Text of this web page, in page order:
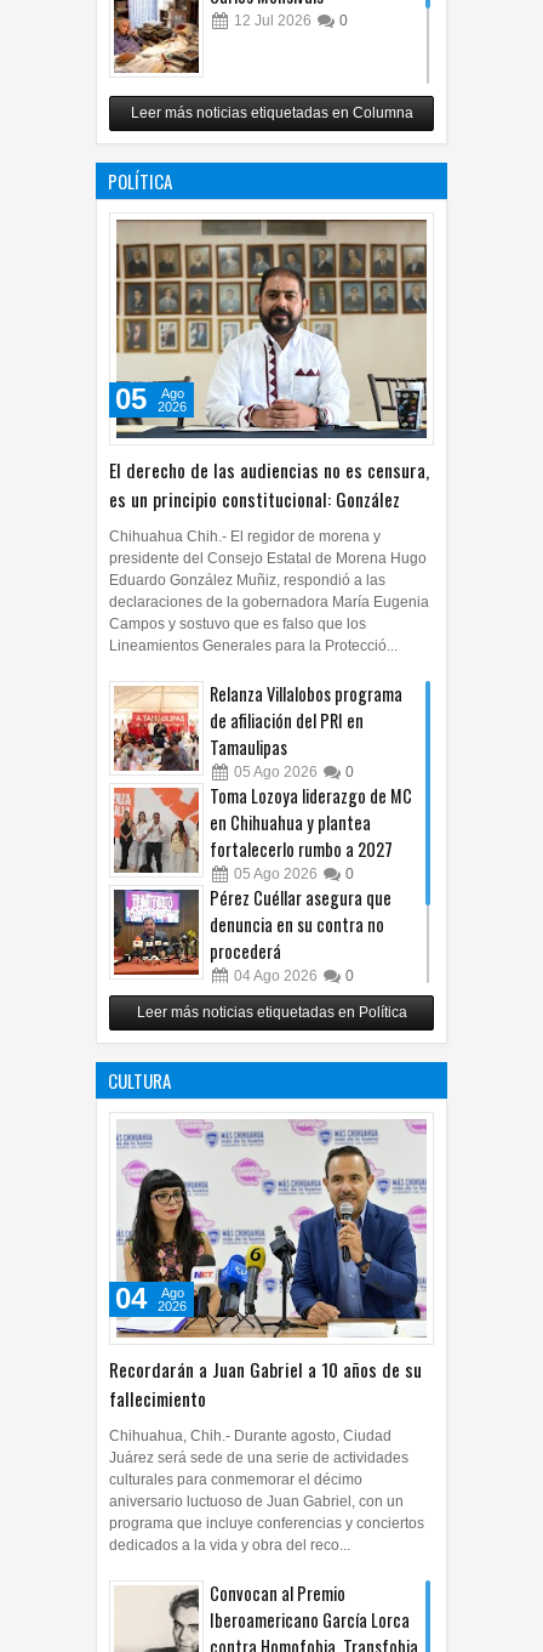
Carlos Monsiváis
Revuelo en la inteligencia
artificial
Leer más noticias etiquetadas en Columna
POLÍTICA
El derecho de las audiencias no es censura,
05
Ago
2026
Chihuahua Chih.- El regidor de morena y
presidente del Consejo Estatal de Morena Hugo
Eduardo González Muñiz, respondió a las
declaraciones de la gobernadora María Eugenia
Campos y sostuvo que es falso que los
Relanza Villalobos programa
de afiliación del PRI en
Tamaulipas
05 Ago 2026 0
Toma Lozoya liderazgo de MC
en Chihuahua y plantea
fortalecerlo rumbo a 2027
05 Ago 2026 0
Pérez Cuéllar asegura que
denuncia en su contra no
procederá
04Ago 2026 0
Respalda Morena Chihuahua
propuesta sobre derechos de
04Ago 2026 0
Leer más noticias etiquetadas en Política
CULTURA
Recordarán a Juan Gabriel a 10 años de su
04
Ago
2026
Chihuahua, Chih.- Durante agosto, Ciudad
Juárez será sede de una serie de actividades
culturales para conmemorar el décimo
aniversario luctuoso de Juan Gabriel, con un
programa que incluye conferencias y conciertos
Convocan al Premio
Iberoamericano García Lorca